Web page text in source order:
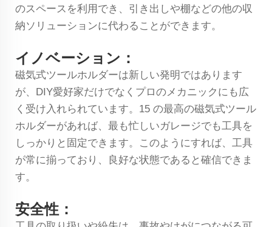
のスペースを利用でき、引き出しや棚などの他の収
納ソリューションに代わることができます。
イノベーション：
磁気式ツールホルダーは新しい発明ではあります
が、DIY愛好家だけでなくプロのメカニックにも広
く受け入れられています。15 の最高の磁気式ツール
ホルダーがあれば、最も忙しいガレージでも工具を
しっかりと固定できます。このようにすれば、工具
が常に揃っており、良好な状態であると確信できま
す。
安全性：